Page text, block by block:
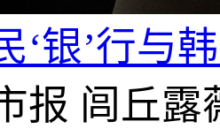
‘银’行与
报 闾丘露